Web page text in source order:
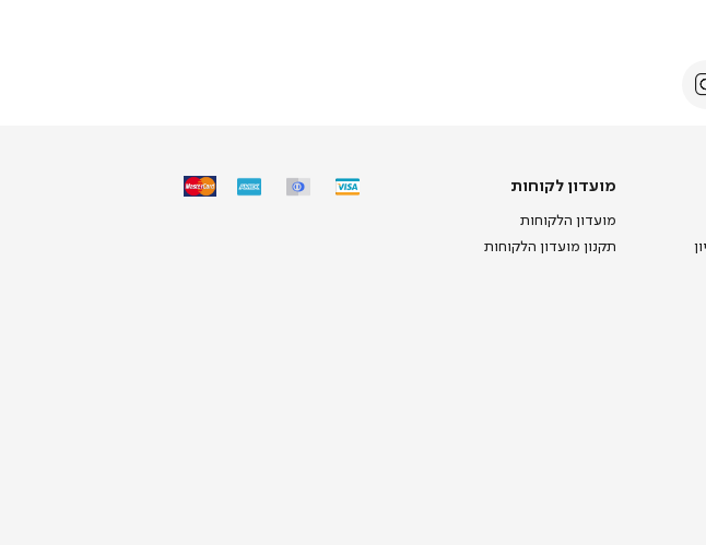
מועדון
מועדון לקוחות
מועדון הלקוחות
תקנון מועדון הלקוחות